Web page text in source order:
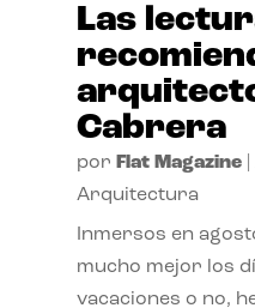
Las
Cabrera
por Flat Magazine|
Arquitectura
Inmersos en
mucho mejor los
vacaciones o no,